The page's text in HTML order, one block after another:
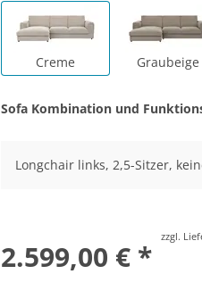
Creme Graubeige
Sofa Kombination und
Longchair links, 2,5-Sitzer,
2.599,00 € *
zzgl.